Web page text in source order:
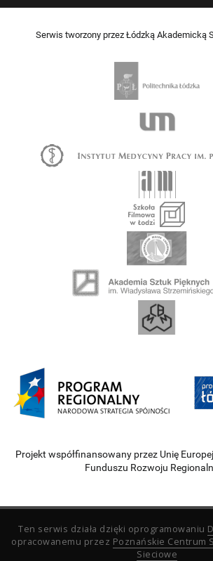
Serwis tworzony przez Łódzką Akademicką
Projekt współfinansowany przez Unię
Funduszu Rozwoju
Ten serwis działa dzięki oprogramowaniu
opracowanemu przez Poznańskie Centrum
Sieciowe